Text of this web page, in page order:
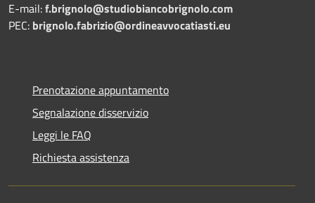
E-mail:f.brignolo@studiobiancobrignolo.com
PEC: brignolo.fabrizio@ordineavvocatiasti.eu
Prenotazione appuntamento
Segnalazione disservizio
Leggi le FAQ
Richiesta assistenza